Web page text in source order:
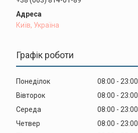
Київ, Україна
Графік роботи
Понеділок 08:00
23:00
Вівторок
08:00
23:00
Середа
08:00
23:00
Четвер
08:00
23:00